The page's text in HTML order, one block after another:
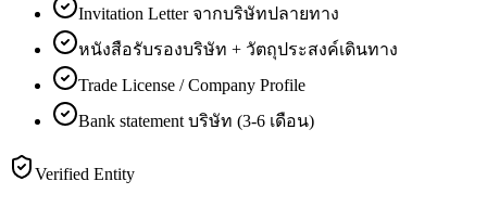
Invitation Letter จากบริษัทปลายทาง
หนังสือรับรองบริษัท + วัตถุประสงค์เดินทาง
Trade License / Company Profile
Bank statement บริษัท (3-6 เดือน)
Verified Entity